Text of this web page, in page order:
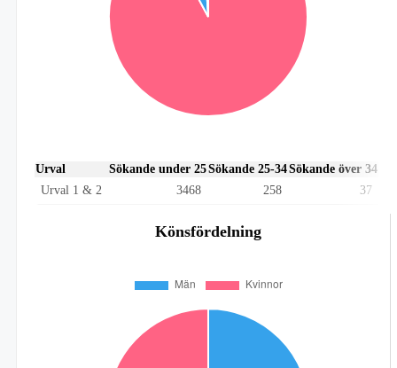
Urval Sökande under 25Sökande 25-34Sökande över 34
Urval 1 & 2
3468 258 37
Könsfördelning